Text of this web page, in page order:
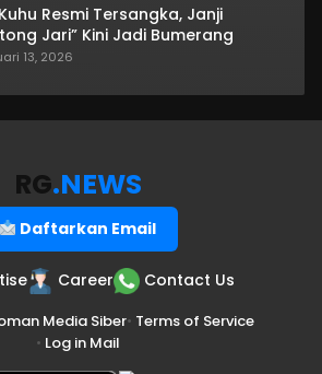
Resmi Tersangka, Janji
Jari” Kini Jadi Bumerang
13, 2026
RG.NEWS
Daftarkan Email
Career Contact Us
Media Siber• Terms of Service
• Log in Mail